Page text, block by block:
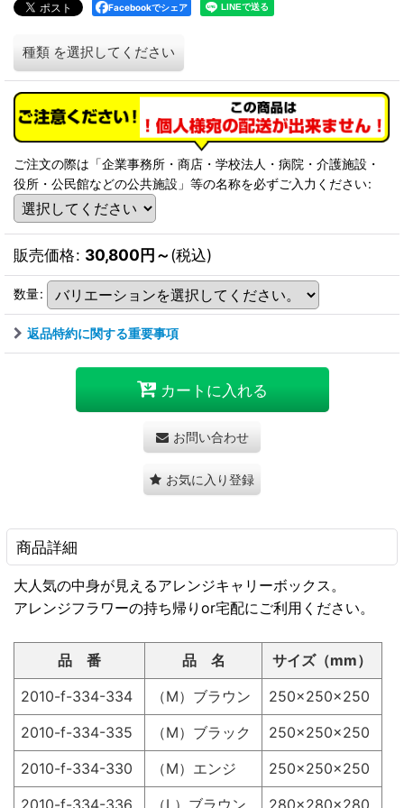
Facebookでシェア
種類 を選択してください
ご注文の際は「企業事務所・商店・学校法人・病院・介護施設・
役所・公民館などの公共施設」等の名称を必ずご入力ください:
販売価格: 30,800円～(税込)
数量:
返品特約に関する重要事項
カートに入れる
お問い合わせ
お気に入り登録
商品詳細
大人気の中身が見えるアレンジキャリーボックス。
アレンジフラワーの持ち帰りor宅配にご利用ください。
品 番 品 名
サイズ（mm）
2010-f-334-334
（M）ブラウン
250×250×250
2010-f-334-335
（M）ブラック
250×250×250
2010-f-334-330
（M）エンジ
250×250×250